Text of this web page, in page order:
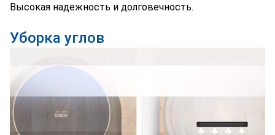
Высокая надежность и долговечность.
Уборка углов